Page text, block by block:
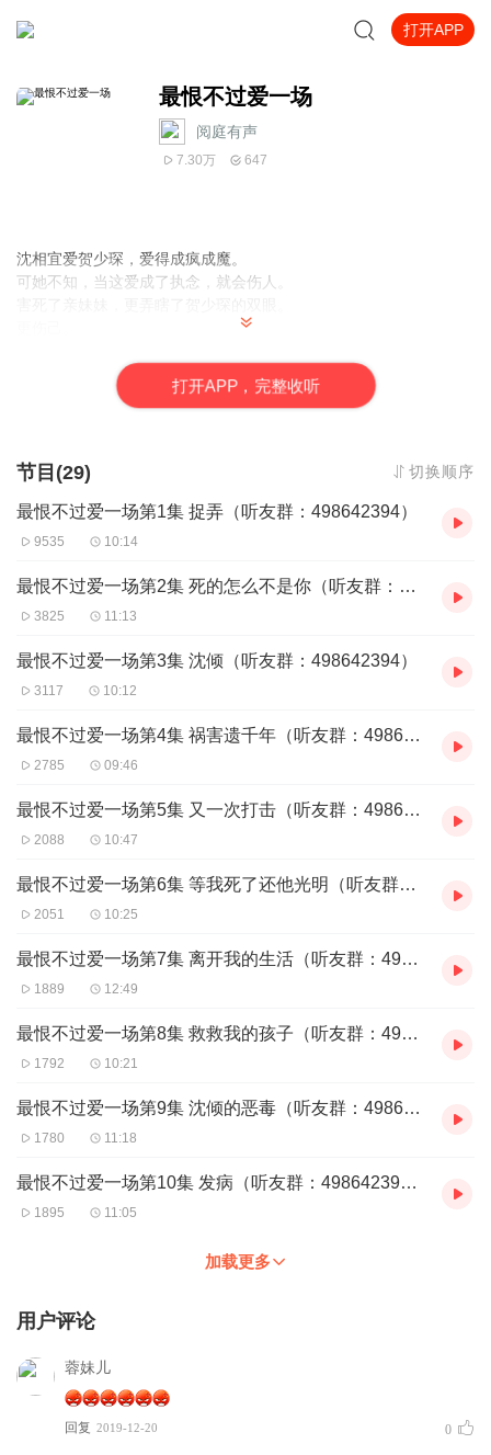
打开APP
最恨不过爱一场
阅庭有声
7.30万 647
沈相宜爱贺少琛，爱得成疯成魔。
可她不知，当这爱成了执念，就会伤人。
..............................................................................................
打开APP，完整收听
节目(29) 切换顺序
最恨不过爱一场第1集 捉弄（听友群：498642394）
9535 10:14
最恨不过爱一场第2集 死的怎么不是你（听友群：498642394）
3825 11:13
最恨不过爱一场第3集 沈倾（听友群：498642394）
3117 10:12
最恨不过爱一场第4集 祸害遗千年（听友群：498642394）
2785 09:46
最恨不过爱一场第5集 又一次打击（听友群：498642394）
2088 10:47
最恨不过爱一场第6集 等我死了还他光明（听友群：498642394）
2051 10:25
最恨不过爱一场第7集 离开我的生活（听友群：498642394）
1889 12:49
最恨不过爱一场第8集 救救我的孩子（听友群：498642394）
1792 10:21
最恨不过爱一场第9集 沈倾的恶毒（听友群：498642394）
1780 11:18
最恨不过爱一场第10集 发病（听友群：498642394）
1895 11:05
加载更多
用户评论
蓉妹儿
回复 2019-12-20 0